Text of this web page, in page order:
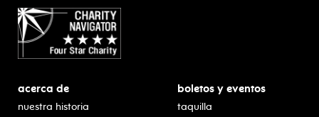
acerca de
nuestra historia
boletos y eventos
taquilla